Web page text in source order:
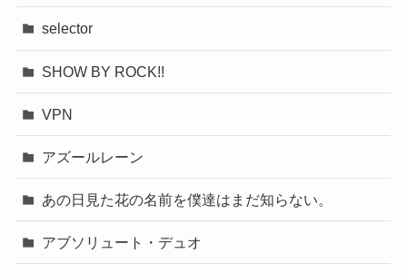
selector
SHOW BY ROCK!!
VPN
アズールレーン
あの日見た花の名前を僕達はまだ知らない。
アブソリュート・デュオ